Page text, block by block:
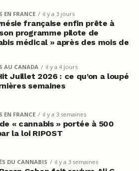
EN FRANCE il y a 3 jours
française enfin prête à
programme pilote de
médical » après des mois de
AU CANADA il y a 4 jours
Juillet 2026 : ce qu’on a loupé
semaines
EN FRANCE il y a 3 semaines
« cannabis » portée à 500
la loi RIPOST
DU CANNABIS il y a 3 semaines